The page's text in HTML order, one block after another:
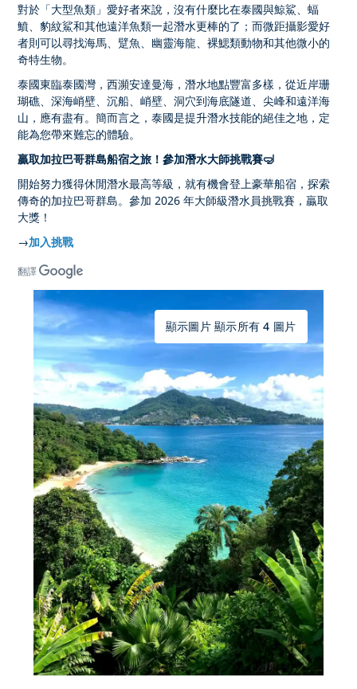
對於「大型魚類」愛好者來說，沒有什麼比在泰國與鯨鯊、蝠
鱝、豹紋鯊和其他遠洋魚類一起潛水更棒的了；而微距攝影愛好
者則可以尋找海馬、躄魚、幽靈海龍、裸鰓類動物和其他微小的
奇特生物。
泰國東臨泰國灣，西瀕安達曼海，潛水地點豐富多樣，從近岸珊
瑚礁、深海峭壁、沉船、峭壁、洞穴到海底隧道、尖峰和遠洋海
山，應有盡有。簡而言之，泰國是提升潛水技能的絕佳之地，定
能為您帶來難忘的體驗。
贏取加拉巴哥群島船宿之旅！參加潛水大師挑戰賽🤿
開始努力獲得休閒潛水最高等級，就有機會登上豪華船宿，探索
傳奇的加拉巴哥群島。參加 2026 年大師級潛水員挑戰賽，贏取
大獎！
→加入挑戰
翻譯
顯示圖片 顯示所有 4 圖片